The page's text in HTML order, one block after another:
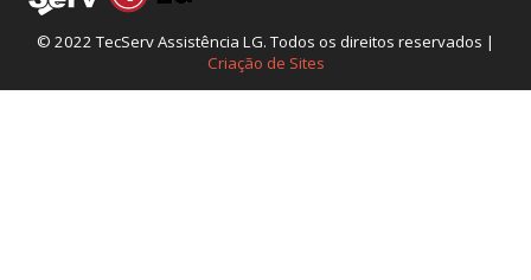
© 2022 TecServ Assistência LG. Todos os direitos reservados |
Criação de Sites